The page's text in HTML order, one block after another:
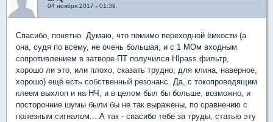
04 ноября 2017 - 01:39
Спасибо, понятно. Думаю, что помимо переходной ёмкости (а
она, судя по всему, не очень большая, и с 1 МОм входным
сопротивлением в затворе ПТ получился HIpass фильтр,
хорошо ли это, или плохо, сказать трудно, для клина, наверное,
хорошо) ещё есть собственный резонанс. Да, с токопроводящим
клеем выхлоп и на НЧ, и в целом был бы больше, возможно, и
посторонние шумы были бы не так выражены, по сравнению с
полезным сигналом... А так - спасибо тебе за труды, статью эту